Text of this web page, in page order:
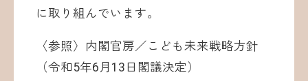
に取り組んでいます。
〈参照〉内閣官房／こども未来戦略方針
（令和5年6月13日閣議決定）